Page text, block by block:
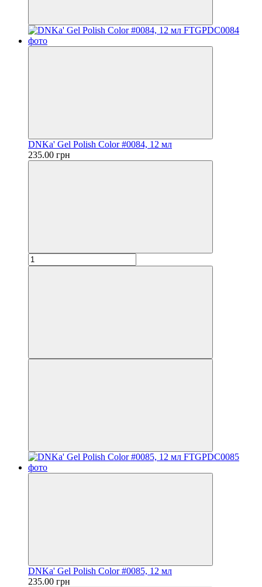
DNKa' Gel Polish Color #0084, 12 мл
235.00 грн
DNKa' Gel Polish Color #0085, 12 мл
235.00 грн